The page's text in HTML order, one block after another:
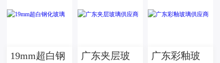
19mm超白钢
广东夹层玻
广东彩釉玻